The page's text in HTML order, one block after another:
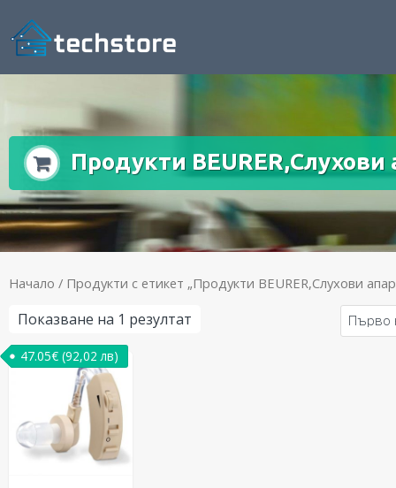
Продукти BEURER,Слухови
Начало / Продукти с етикет „Продукти BEURER,Слухови
Показване на 1 резултат
47.05€ (92,02 лв)